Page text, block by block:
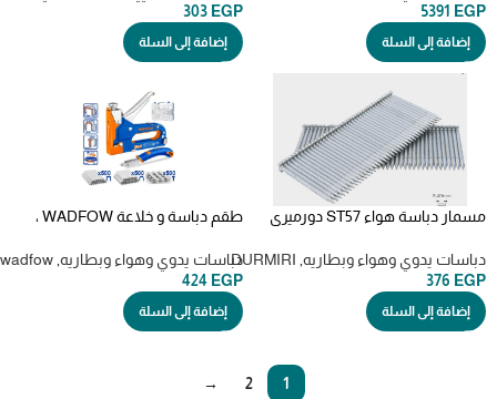
5391 EGP
إضافة إلى السلة
303 EGP
إضافة إلى السلة
مسمار دباسة هواء ST57 دورميري
دباسات يدوي وهواء وبطاريه DURMIRI
376 EGP
إضافة إلى السلة
طقم دباسة و خلاعة WADFOW ،
دباسات يدوي وهواء وبطاريه wadfow وادفو
424 EGP
إضافة إلى السلة
1
2
→